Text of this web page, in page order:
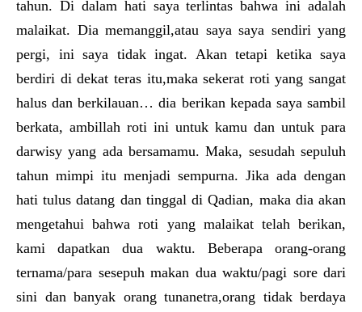
tahun. Di dalam hati saya terlintas bahwa ini adalah
malaikat. Dia memanggil,atau saya saya sendiri yang
pergi, ini saya tidak ingat. Akan tetapi ketika saya
berdiri di dekat teras itu,maka sekerat roti yang sangat
halus dan berkilauan… dia berikan kepada saya sambil
berkata, ambillah roti ini untuk kamu dan untuk para
darwisy yang ada bersamamu. Maka, sesudah sepuluh
tahun mimpi itu menjadi sempurna. Jika ada dengan
hati tulus datang dan tinggal di Qadian, maka dia akan
mengetahui bahwa roti yang malaikat telah berikan,
kami dapatkan dua waktu. Beberapa orang-orang
ternama/para sesepuh makan dua waktu/pagi sore dari
sini dan banyak orang tunanetra,orang tidak berdaya